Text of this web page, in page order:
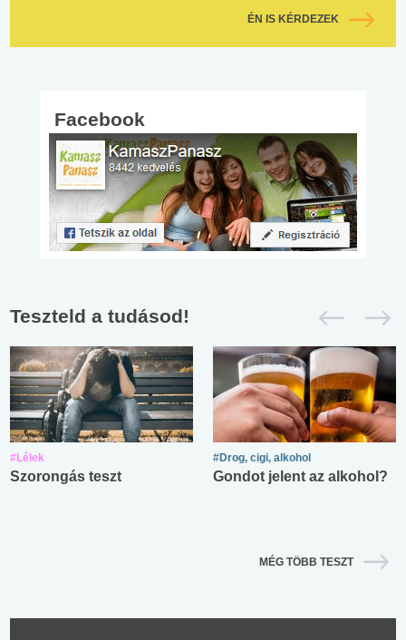
ÉN IS KÉRDEZEK
Facebook
Teszteld a tudásod!
#Lélek
Szorongás teszt
#Drog, cigi, alkohol
Gondot jelent az alkohol?
MÉG TÖBB TESZT